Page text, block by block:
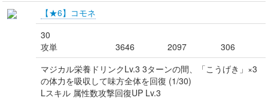
【★6】コモネ
30
攻単
3646 2097
306
マジカル栄養ドリンクLv.3 3ターンの間、「こうげき」×3
の体力を吸収して味方全体を回復 (1/30)
Lスキル 属性数攻撃回復UP Lv.3